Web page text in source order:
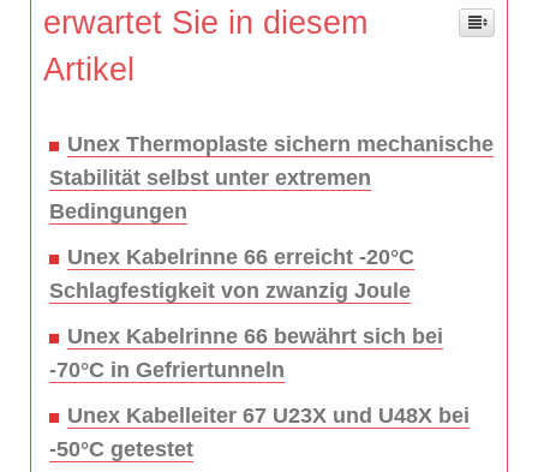
erwartet Sie in diesem
Artikel
Unex Thermoplaste sichern mechanische
Stabilität selbst unter extremen
Bedingungen
Unex Kabelrinne 66 erreicht -20°C
Schlagfestigkeit von zwanzig Joule
Unex Kabelrinne 66 bewährt sich bei
-70°C in Gefriertunneln
Unex Kabelleiter 67 U23X und U48X bei
-50°C getestet